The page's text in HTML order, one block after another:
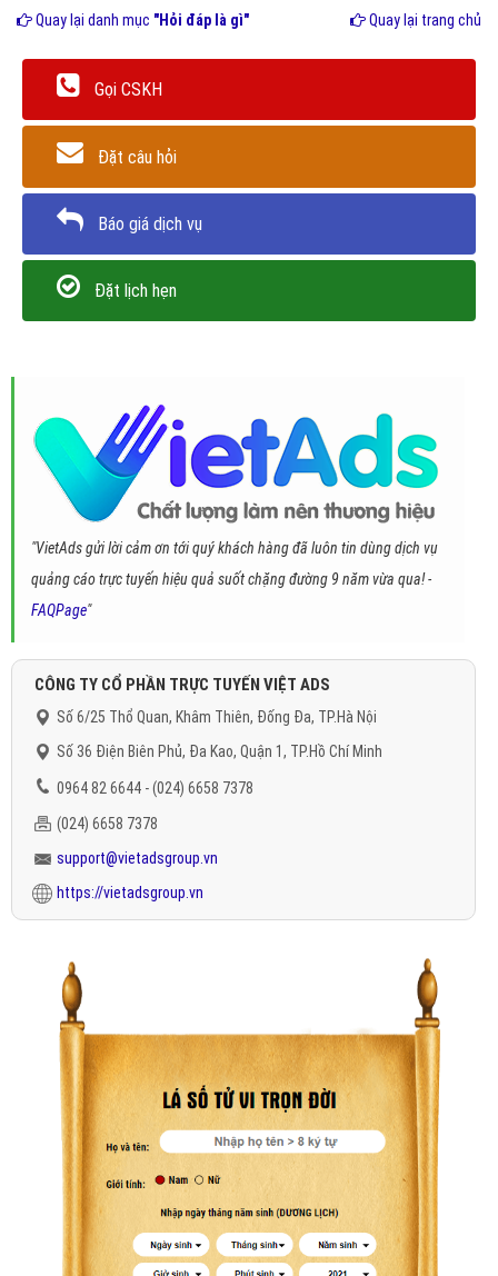
Quay lại danh mục "Hỏi đáp là gì" Quay lại trang chủ
Gọi CSKH
Đặt câu hỏi
Báo giá dịch vụ
Đặt lịch hẹn
"VietAds gửi lời cảm ơn tới quý khách hàng đã luôn tin dùng dịch vụ
quảng cáo trực tuyến hiệu quả suốt chặng đường 9 năm vừa qua! -
FAQPage"
CÔNG TY CỔ PHẦN TRỰC TUYẾN VIỆT ADS
Số 6/25 Thổ Quan, Khâm Thiên, Đống Đa, TP.Hà Nội
Số 36 Điện Biên Phủ, Đa Kao, Quận 1, TP.Hồ Chí Minh
0964 82 6644 - (024) 6658 7378
(024) 6658 7378
support@vietadsgroup.vn
https://vietadsgroup.vn